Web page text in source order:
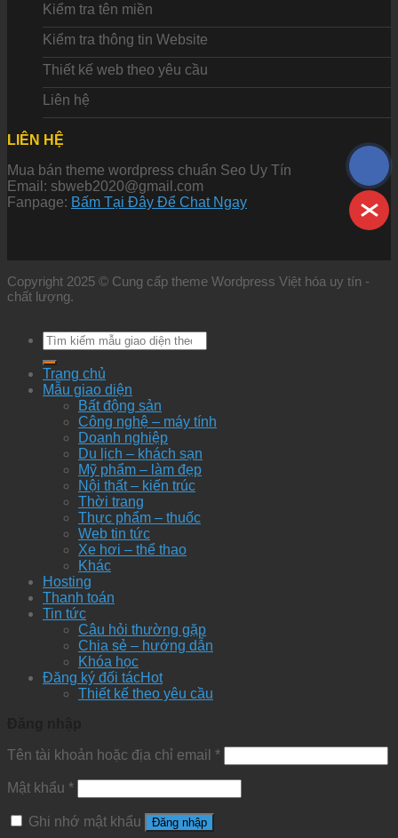
Kiểm tra tên miền
Kiểm tra thông tin Website
Thiết kế web theo yêu cầu
Liên hệ
LIÊN HỆ
Mua bán theme wordpress chuẩn Seo Uy Tín
Email: sbweb2020@gmail.com
Fanpage: Bấm Tại Đây Để Chat Ngay
Copyright 2025 © Cung cấp theme Wordpress Việt hóa uy tín -
chất lượng.
Tìm
kiếm:
Trang chủ
Mẫu giao diện
Bất động sản
Công nghệ – máy tính
Doanh nghiệp
Du lịch – khách sạn
Mỹ phẩm – làm đẹp
Nội thất – kiến trúc
Thời trang
Thực phẩm – thuốc
Web tin tức
Xe hơi – thể thao
Khác
Hosting
Thanh toán
Tin tức
Câu hỏi thường gặp
Chia sẻ – hướng dẫn
Khóa học
Đăng ký đối tác
Thiết kế theo yêu cầu
Tên tài khoản hoặc địa chỉ email *
Mật khẩu *
Ghi nhớ mật khẩu Đăng nhập